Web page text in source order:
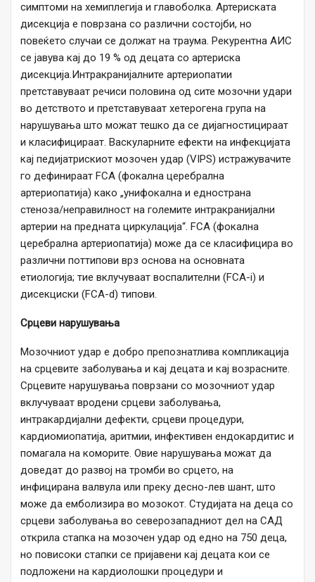
симптоми на хемиплегија и главоболка. Артериската
дисекција е поврзана со различни состојби, но
повеќето случаи се должат на траума. Рекурентна АИС
се јавува кај до 19 % од децата со артериска
дисекција.Интракранијалните артериопатии
претставуваат речиси половина од сите мозочни удари
во детството и претставуваат хетерогена група на
нарушувања што можат тешко да се дијагностицираат
и класифицираат. Васкуларните ефекти на инфекцијата
кај педијатрискиот мозочен удар (VIPS) истражувачите
го дефинираат FCA (фокална церебрална
артериопатија) како „унифокална и еднострана
стеноза/неправилност на големите интракранијални
артерии на предната циркулација“. FCA (фокална
церебрална артериопатија) може да се класифицира во
различни поттипови врз основа на основната
етиологија; тие вклучуваат воспалителни (FCA-i) и
дисекциски (FCA-d) типови.
Срцеви нарушувања
Мозочниот удар е добро препознатлива компликација
на срцевите заболувања и кај децата и кај возрасните.
Срцевите нарушувања поврзани со мозочниот удар
вклучуваат вродени срцеви заболувања,
интракардијални дефекти, срцеви процедури,
кардиомиопатија, аритмии, инфективен ендокардитис и
помагала на коморите. Овие нарушувања можат да
доведат до развој на тромби во срцето, на
инфицирана валвула или преку десно-лев шант, што
може да емболизира во мозокот. Студијата на деца со
срцеви заболувања во северозападниот дел на САД
открила стапка на мозочен удар од едно на 750 деца,
но повисоки стапки се пријавени кај децата кои се
подложени на кардиолошки процедури и